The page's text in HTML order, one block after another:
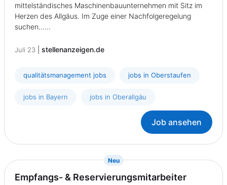
mittelständisches Maschinenbauunternehmen mit Sitz im
Herzen des Allgäus. Im Zuge einer Nachfolgeregelung
suchen......
Juli 23 stellenanzeigen.de
qualitätsmanagement jobs jobs in Oberstaufen
jobs in Bayern jobs in Oberallgäu
Job ansehen
Neu{prompt.job}
Empfangs- & Reservierungsmitarbeiter